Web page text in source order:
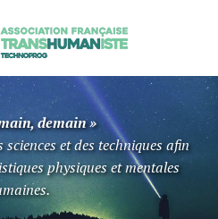
augmenté
?
sociale
demain »
et des techniques afin
physiques et mentales